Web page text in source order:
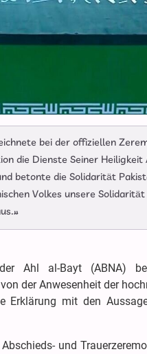
bei der offiziellen
die Dienste Seiner
betonte die Solidarität
Volkes unsere
Ahl al-Bayt (ABNA)
der Anwesenheit der
mit den
und